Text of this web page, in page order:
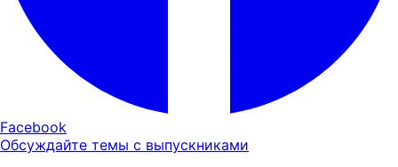
Facebook
Обсуждайте темы с выпускниками